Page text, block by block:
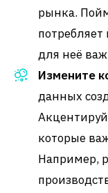
рынка.
для неё
Измените
данных
которые
Например,